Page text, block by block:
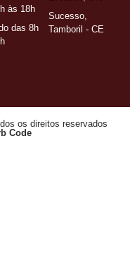
às 18h
das 8h
Sucesso,
Tamboril - CE
os direitos reservados
Code